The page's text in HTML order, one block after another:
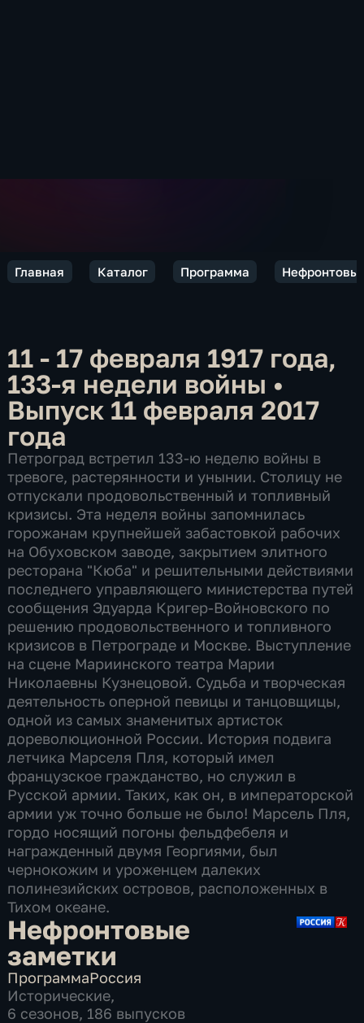
Главная Каталог Программа
11 - 17 февраля 1917 года,
133-я недели войны •
Выпуск 11 февраля 2017
года
Петроград встретил 133-ю неделю войны в
тревоге, растерянности и унынии. Столицу не
отпускали продовольственный и топливный
кризисы. Эта неделя войны запомнилась
горожанам крупнейшей забастовкой рабочих
на Обуховском заводе, закрытием элитного
ресторана "Кюба" и решительными действиями
последнего управляющего министерства путей
сообщения Эдуарда Кригер-Войновского по
решению продовольственного и топливного
кризисов в Петрограде и Москве. Выступление
на сцене Мариинского театра Марии
Николаевны Кузнецовой. Судьба и творческая
деятельность оперной певицы и танцовщицы,
одной из самых знаменитых артисток
дореволюционной России. История подвига
летчика Марселя Пля, который имел
французское гражданство, но служил в
Русской армии. Таких, как он, в императорской
армии уж точно больше не было! Марсель Пля,
гордо носящий погоны фельдфебеля и
награжденный двумя Георгиями, был
чернокожим и уроженцем далеких
полинезийских островов, расположенных в
Тихом океане.
Нефронтовые
заметки
ПрограммаРоссия
Исторические,
6 сезонов, 186 выпусков